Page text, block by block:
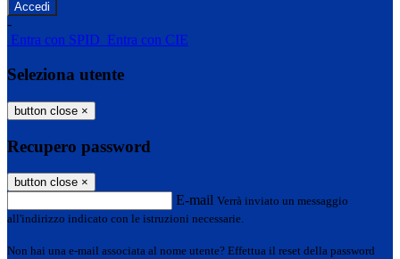
-
Entra con SPID Entra con CIE
Seleziona utente
button close ×
Recupero password
button close ×
E-mail Verrà inviato un messaggio
all'indirizzo indicato con le istruzioni necessarie.
Non hai una e-mail associata al nome utente? Effettua il reset della password